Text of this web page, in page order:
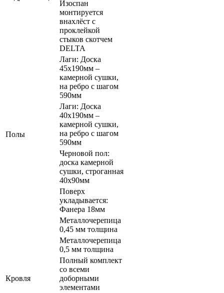
Изоспан
монтируется
внахлёст с
проклейкой
стыков скотчем
DELTA
Полы
Лаги: Доска
45х190мм –
камерной сушки,
на ребро с шагом
590мм
Лаги: Доска
40х190мм –
камерной сушки,
на ребро с шагом
590мм
Черновой пол:
доска камерной
сушки, строганная
40х90мм
Поверх
укладывается:
Фанера 18мм
Кровля
Металлочерепица
0,45 мм толщина
Металлочерепица
0,5 мм толщина
Полный комплект
со всеми
доборными
элементами